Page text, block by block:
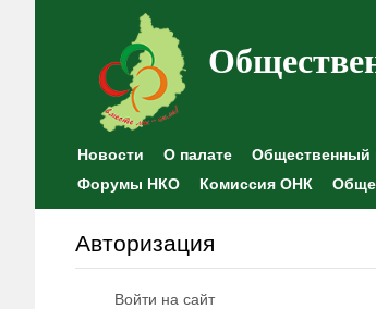
Новости О палате Общественный
Форумы НКО
Комиссия ОНК
Авторизация
Войти на сайт